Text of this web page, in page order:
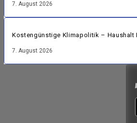
7. August 2026
Kostengünstige Klimapolitik – Haushalt
7. August 2026